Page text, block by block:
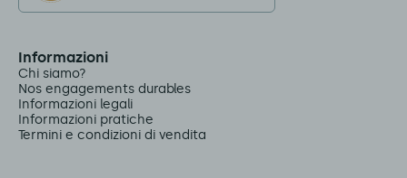
Informazioni
Chi siamo?
Nos engagements durables
Informazioni legali
Informazioni pratiche
Termini e condizioni di vendita